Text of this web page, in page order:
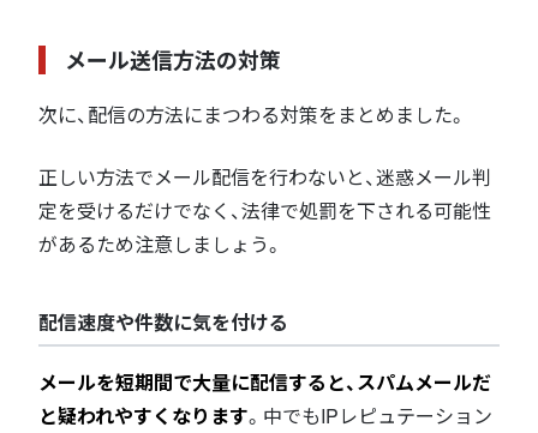
メール送信方法の対策
次に、配信の方法にまつわる対策をまとめました。
正しい方法でメール配信を行わないと、迷惑メール判
定を受けるだけでなく、法律で処罰を下される可能性
があるため注意しましょう。
配信速度や件数に気を付ける
メールを短期間で大量に配信すると、スパムメールだ
と疑われやすくなります。中でもIPレピュテーション